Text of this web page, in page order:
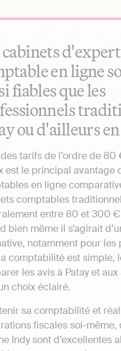
cabinets
en ligne
fiables que les
ou d'ailleurs
tarifs de l’ordre de 80
est le principal avantage
en ligne
comptables
entre 80 et 300 €
bien même il s’agirait
notamment pour les
comptabilité est simple,
les avis à Patay et
choix éclairé.
sa comptabilité et
fiscales soi-même,
Indy sont d’excellentes